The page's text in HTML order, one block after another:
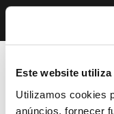
Este website utiliza
Utilizamos cookies
anúncios, fornecer